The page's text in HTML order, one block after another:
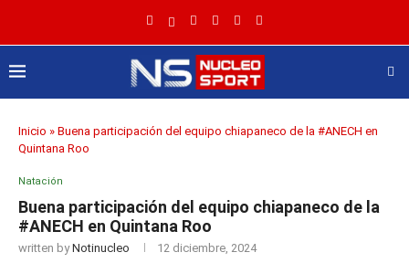
Inicio » Buena participación del equipo chiapaneco de la #ANECH en
Quintana Roo
Natación
Buena participación del equipo chiapaneco de la
#ANECH en Quintana Roo
written byNotinucleo 12 diciembre, 2024